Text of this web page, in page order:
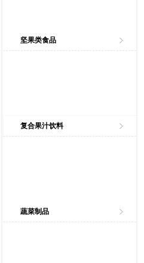
坚果类食品
复合果汁饮料
蔬菜制品